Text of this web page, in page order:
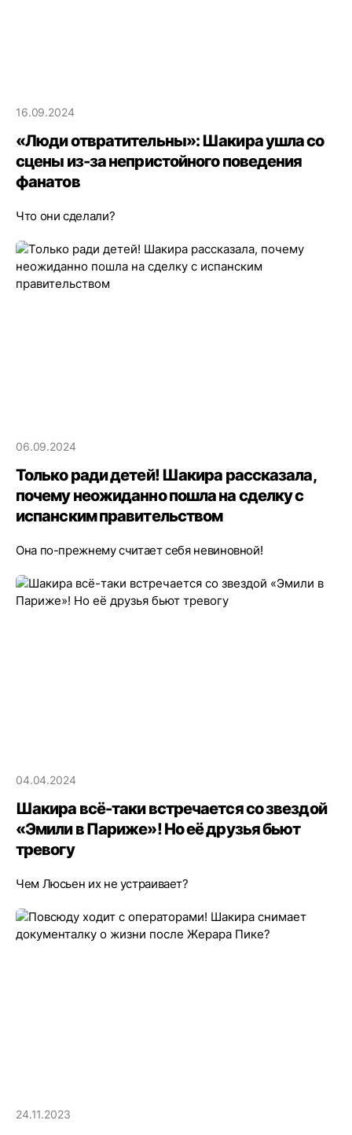
16.09.2024
«Люди отвратительны»: Шакира ушла со
сцены из-за непристойного поведения
фанатов
Что они сделали?
06.09.2024
Только ради детей! Шакира рассказала,
почему неожиданно пошла на сделку с
испанским правительством
Она по-прежнему считает себя невиновной!
04.04.2024
Шакира всё-таки встречается со звездой
«Эмили в Париже»! Но её друзья бьют
тревогу
Чем Люсьен их не устраивает?
24.11.2023